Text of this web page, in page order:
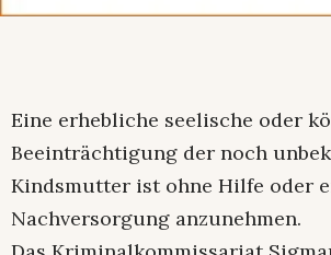
Eine erhebliche seelische oder
Beeinträchtigung der noch
Kindsmutter ist ohne Hilfe oder
Nachversorgung anzunehmen.